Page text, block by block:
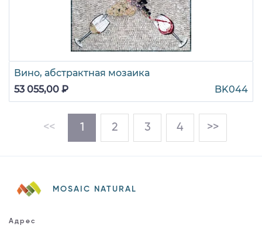
Вино, абстрактная мозаика
53 055,00 ₽
BK044
<< 1 (current)
2 3 4 >>
MOSAIC NATURAL
Адрес